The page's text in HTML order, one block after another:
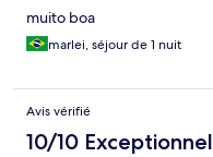
muito boa
marlei, séjour de 1 nuit
Avis vérifié
10/10 Exceptionnel